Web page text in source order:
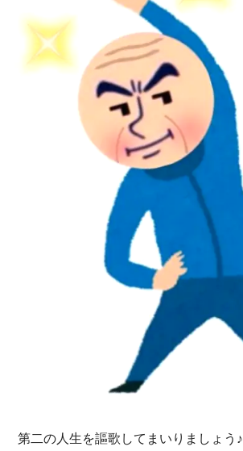
第二の人生を謳歌してまいりましょう♪